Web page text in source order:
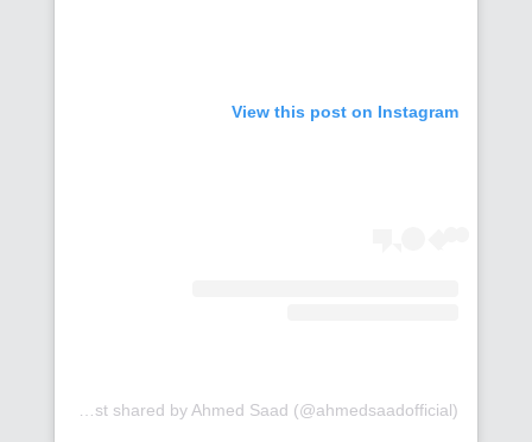
View this post on Instagram